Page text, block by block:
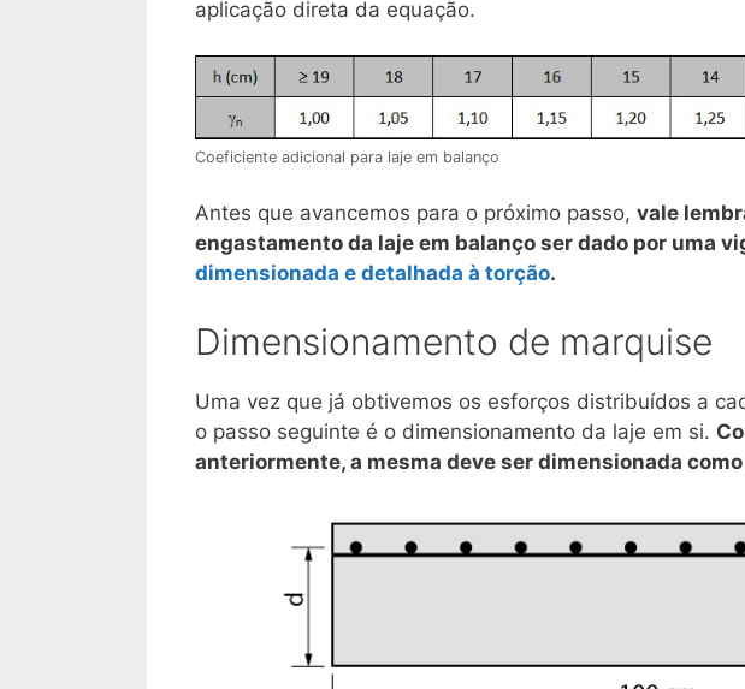
aplicação direta da equação.
Coeficiente adicional para laje em balanço
Antes que avancemos para o próximo passo, vale
engastamento da laje em balanço ser dado por uma
dimensionada e detalhada à torção.
Dimensionamento de marquise
Uma vez que já obtivemos os esforços distribuídos a
o passo seguinte é o dimensionamento da laje em si.
anteriormente, a mesma deve ser dimensionada